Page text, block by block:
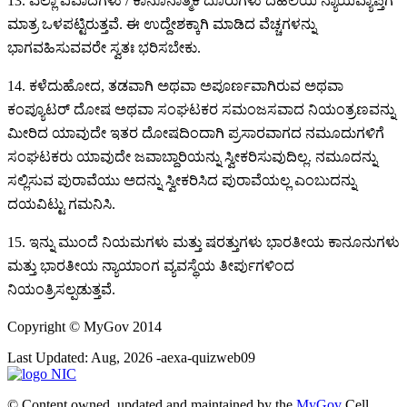
ಮಾತ್ರ ಒಳಪಟ್ಟಿರುತ್ತವೆ. ಈ ಉದ್ದೇಶಕ್ಕಾಗಿ ಮಾಡಿದ ವೆಚ್ಚಗಳನ್ನು
ಭಾಗವಹಿಸುವವರೇ ಸ್ವತಃ ಭರಿಸಬೇಕು.
14. ಕಳೆದುಹೋದ, ತಡವಾಗಿ ಅಥವಾ ಅಪೂರ್ಣವಾಗಿರುವ ಅಥವಾ
ಕಂಪ್ಯೂಟರ್ ದೋಷ ಅಥವಾ ಸಂಘಟಕರ ಸಮಂಜಸವಾದ ನಿಯಂತ್ರಣವನ್ನು
ಮೀರಿದ ಯಾವುದೇ ಇತರ ದೋಷದಿಂದಾಗಿ ಪ್ರಸಾರವಾಗದ ನಮೂದುಗಳಿಗೆ
ಸಂಘಟಕರು ಯಾವುದೇ ಜವಾಬ್ದಾರಿಯನ್ನು ಸ್ವೀಕರಿಸುವುದಿಲ್ಲ. ನಮೂದನ್ನು
ಸಲ್ಲಿಸುವ ಪುರಾವೆಯು ಅದನ್ನು ಸ್ವೀಕರಿಸಿದ ಪುರಾವೆಯಲ್ಲ ಎಂಬುದನ್ನು
ದಯವಿಟ್ಟು ಗಮನಿಸಿ.
15. ಇನ್ನು ಮುಂದೆ ನಿಯಮಗಳು ಮತ್ತು ಷರತ್ತುಗಳು ಭಾರತೀಯ ಕಾನೂನುಗಳು
ಮತ್ತು ಭಾರತೀಯ ನ್ಯಾಯಾಂಗ ವ್ಯವಸ್ಥೆಯ ತೀರ್ಪುಗಳಿಂದ
ನಿಯಂತ್ರಿಸಲ್ಪಡುತ್ತವೆ.
Copyright © MyGov 2014
Last Updated: Aug, 2026 -aexa-quizweb09